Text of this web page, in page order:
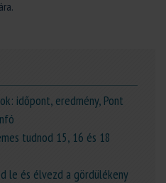
időpont, eredmény, Pont
tudnod 15, 16 és 18
le és élvezd a gördülékeny